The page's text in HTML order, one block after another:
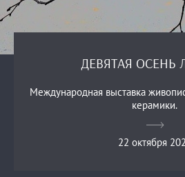
ДЕВЯТАЯ ОСЕНЬ
Международная выставка
керамики.
22 октября